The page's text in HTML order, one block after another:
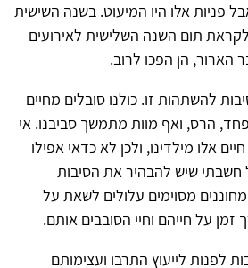
פניות אלו היו המיעוט. בשנה השישית
תום השנה השלישית לאירועים
הארור, הן הפכו לרוב.
להשתהות זו. כולנו סובלים מחיים
הרס, ואף מוות מתמשך סביבנו. אי
אלו מילדינו, ולכן לא כדאי אפילו
שיש להבהיר את הסיבות
מסוימים עלולים לשאת על
על חייהם וחיי הסובבים אותם.
לפנות לייעוץ התרבו ועצימותם